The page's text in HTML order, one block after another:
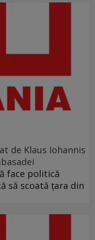
de Klaus Iohannis
face politică
să scoată ţara din